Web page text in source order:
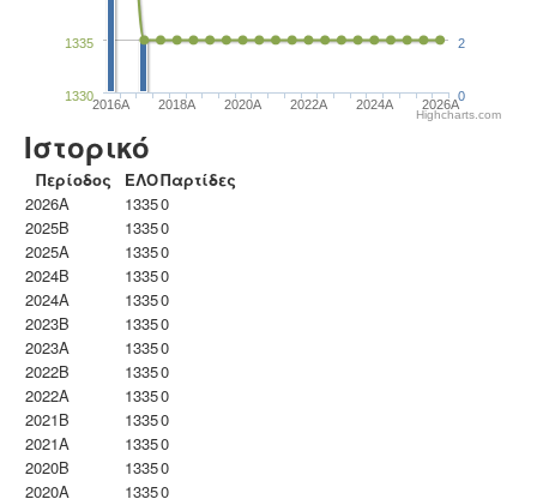
2016A 2018A 2020A 2022A 2024A 2026A
1330
1335
0
2
Highcharts.com
Ιστορικό
Περίοδος ΕΛΟΠαρτίδες
2026A
13350
2025B
13350
2025A
13350
2024B
13350
2024A
13350
2023B
13350
2023Α
13350
2022B
13350
2022A
13350
2021B
13350
2021A
13350
2020B
13350
2020A
13350